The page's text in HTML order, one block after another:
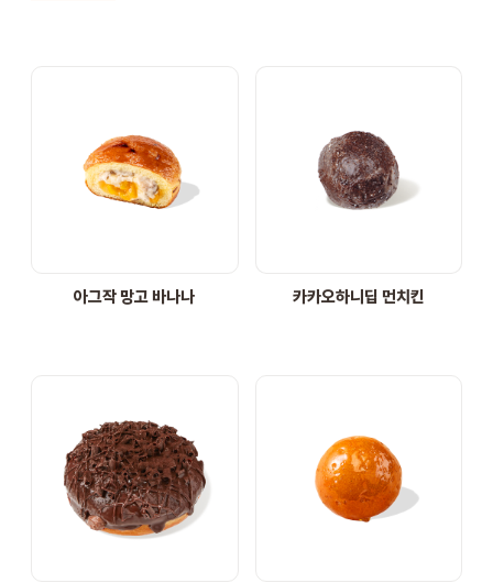
EVENT
ORDER
아그작 망고 바나나 카카오하니딥 먼치킨